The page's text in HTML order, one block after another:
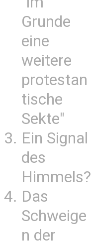
Grunde
eine
weitere
protestan
tische
Sekte"
Ein Signal
des
Himmels?
Das
Schweige
n der